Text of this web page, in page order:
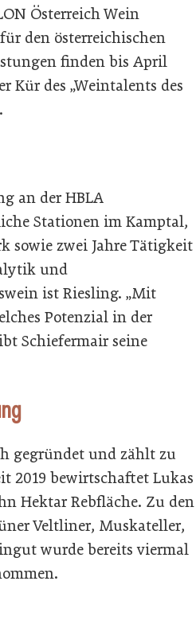
Österreich Wein
den österreichischen
finden bis April
Kür des „Weintalents des
an der HBLA
Stationen im Kamptal,
sowie zwei Jahre Tätigkeit
und
ist Riesling. „Mit
Potenzial in der
Schiefermair seine
gegründet und zählt zu
2019 bewirtschaftet Lukas
Hektar Rebfläche. Zu den
Veltliner, Muskateller,
wurde bereits viermal